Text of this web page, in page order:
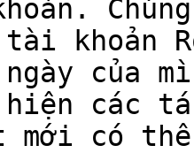
tài khoản
của
các
mới có